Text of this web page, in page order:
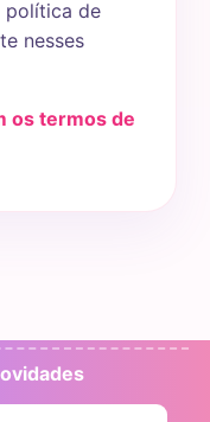
política de
nesses
os termos de